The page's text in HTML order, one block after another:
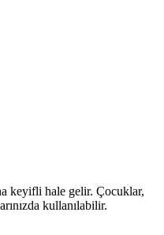
keyifli hale gelir. Çocuklar,
kullanılabilir.